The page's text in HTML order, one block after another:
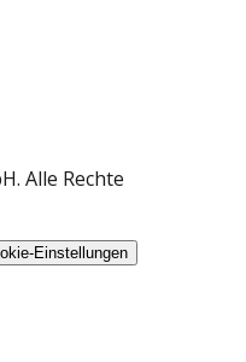
Alle Rechte
Einstellungen